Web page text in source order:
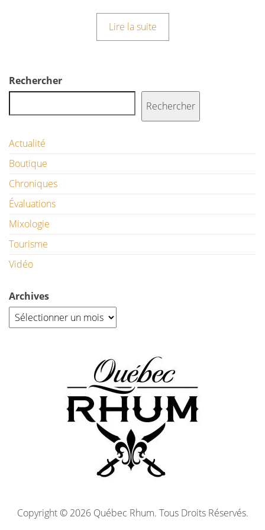
Lire la suite
Rechercher
Rechercher
Actualité
Boutique
Chroniques
Évaluations
Mixologie
Tourisme
Vidéo
Archives
Copyright © 2026 Québec Rhum. Tous Droits Réservés.